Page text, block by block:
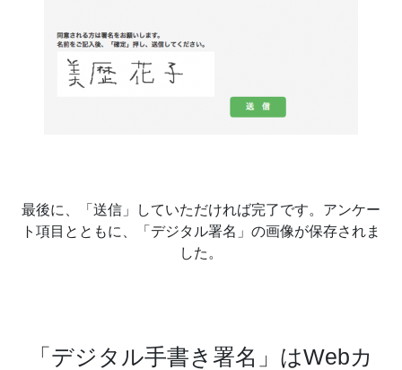
最後に、「送信」していただければ完了です。アンケー
ト項目とともに、「デジタル署名」の画像が保存されま
した。
「デジタル手書き署名」はWebカ